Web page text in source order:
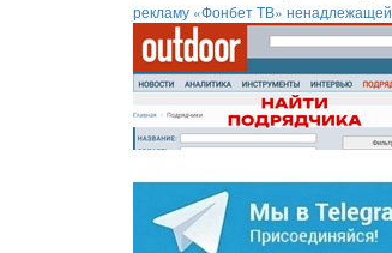
рекламу «Фонбет ТВ» ненадлежащей